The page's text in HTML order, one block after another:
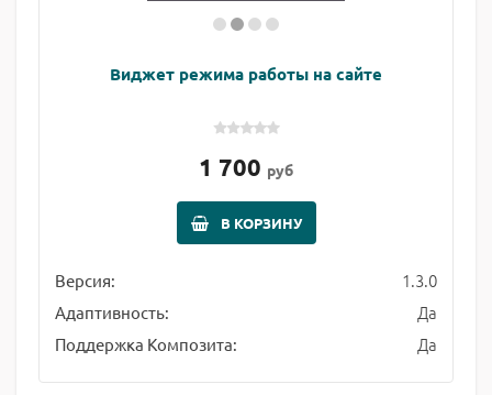
Виджет режима работы на сайте
1 700 руб
В КОРЗИНУ
Версия: 1.3.0
Адаптивность: Да
Поддержка Композита: Да